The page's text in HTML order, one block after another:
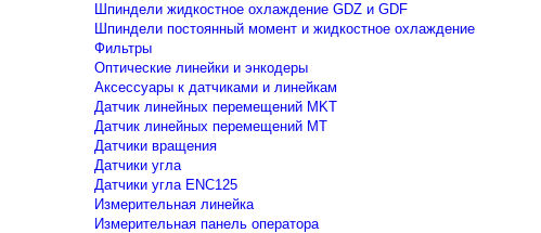
Шпиндели жидкостное охлаждение GDZ и GDF
Шпиндели постоянный момент и жидкостное охлаждение
Фильтры
Оптические линейки и энкодеры
Аксессуары к датчиками и линейкам
Датчик линейных перемещений MKT
Датчик линейных перемещений MT
Датчики вращения
Датчики угла
Датчики угла ENC125
Измерительная линейка
Измерительная панель оператора